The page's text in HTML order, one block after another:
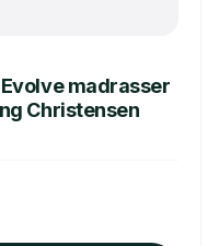
madrasser
Christensen